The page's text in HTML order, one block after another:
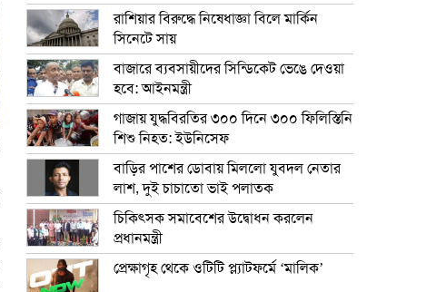
রাশিয়ার বিরুদ্ধে নিষেধাজ্ঞা বিলে মার্কিন
সিনেটে সায়
বাজারে ব্যবসায়ীদের সিন্ডিকেট ভেঙে দেওয়া
হবে: আইনমন্ত্রী
গাজায় যুদ্ধবিরতির ৩০০ দিনে ৩০০ ফিলিস্তিনি
শিশু নিহত: ইউনিসেফ
বাড়ির পাশের ডোবায় মিললো যুবদল নেতার
লাশ, দুই চাচাতো ভাই পলাতক
চিকিৎসক সমাবেশের উদ্বোধন করলেন
প্রধানমন্ত্রী
প্রেক্ষাগৃহ থেকে ওটিটি প্ল্যাটফর্মে ‘মালিক’